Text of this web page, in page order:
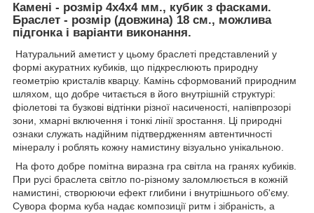
Камені - розмір 4х4х4 мм., кубик з фасками.
Браслет - розмір (довжина) 18 см., можлива
підгонка і варіанти виконання.
Натуральний аметист у цьому браслеті представлений у
формі акуратних кубиків, що підкреслюють природну
геометрію кристалів кварцу. Камінь сформований природним
шляхом, що добре читається в його внутрішній структурі:
фіолетові та бузкові відтінки різної насиченості, напівпрозорі
зони, хмарні включення і тонкі лінії зростання. Ці природні
ознаки служать надійним підтвердженням автентичності
мінералу і роблять кожну намистину візуально унікальною.
На фото добре помітна виразна гра світла на гранях кубиків.
При русі браслета світло по-різному заломлюється в кожній
намистині, створюючи ефект глибини і внутрішнього об'єму.
Сувора форма куба надає композиції ритм і зібраність, а